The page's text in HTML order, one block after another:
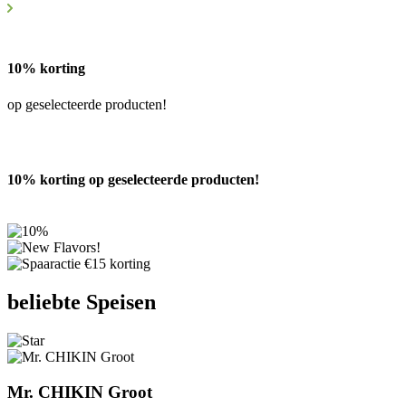
10% korting
op geselecteerde producten!
10% korting op geselecteerde producten!
beliebte Speisen
Mr. CHIKIN Groot